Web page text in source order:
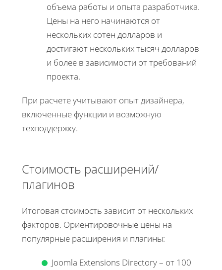
объема работы и опыта разработчика.
Цены на него начинаются от
нескольких сотен долларов и
достигают нескольких тысяч долларов
и более в зависимости от требований
проекта.
При расчете учитывают опыт дизайнера,
включенные функции и возможную
техподдержку.
Стоимость расширений/
плагинов
Итоговая стоимость зависит от нескольких
факторов. Ориентировочные цены на
популярные расширения и плагины:
Joomla Extensions Directory – от 100